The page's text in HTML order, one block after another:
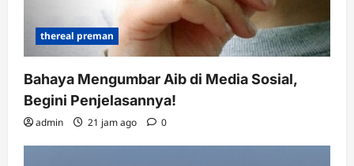
thereal preman
Bahaya Mengumbar Aib di Media Sosial,
Begini Penjelasannya!
admin 21 jam ago 0